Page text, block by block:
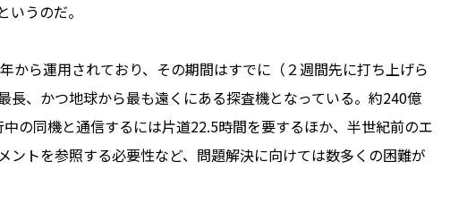
うのだ。
から運用されており、その期間はすでに（２週間先に打ち上げら
長、かつ地球から最も遠くにある探査機となっている。約240億
の同機と通信するには片道22.5時間を要するほか、半世紀前のエ
ントを参照する必要性など、問題解決に向けては数多くの困難が